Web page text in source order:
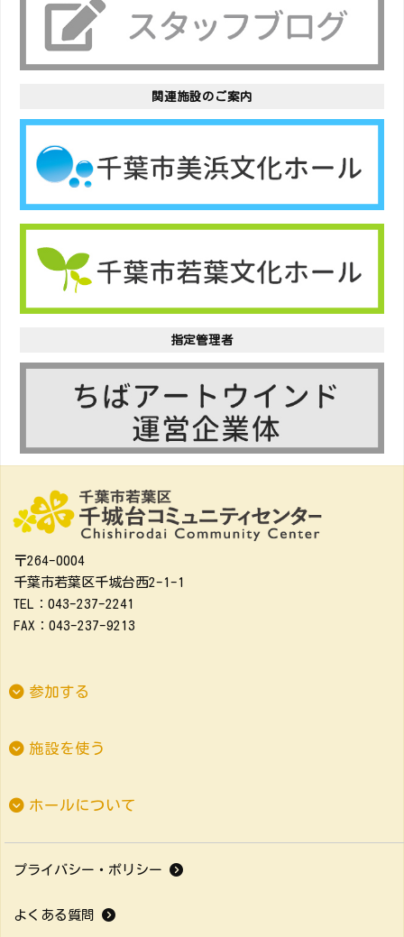
関連施設のご案内
指定管理者
〒264-0004
千葉市若葉区千城台西2-1-1
TEL：043-237-2241
FAX：043-237-9213
参加する
施設を使う
ホールについて
プライバシー・ポリシー
よくある質問